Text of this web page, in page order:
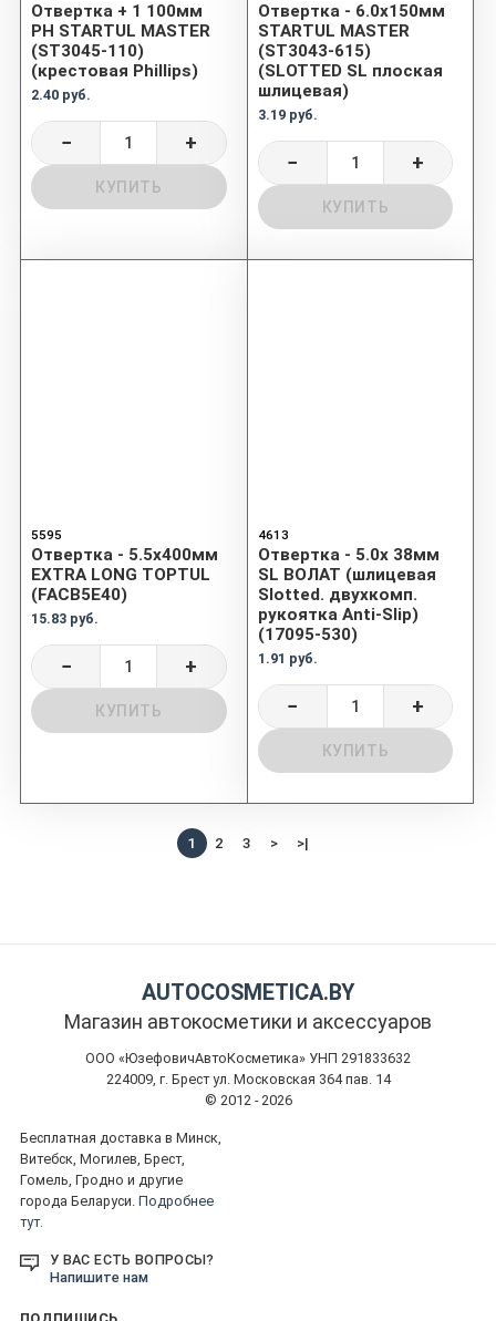
Отвертка + 1 100мм
PH STARTUL MASTER
(ST3045-110)
(крестовая Phillips)
2.40 руб.
− +
КУПИТЬ
Отвертка - 6.0x150мм
STARTUL MASTER
(ST3043-615)
(SLOTTED SL плоская
шлицевая)
3.19 руб.
− +
КУПИТЬ
5595
Отвертка - 5.5x400мм
EXTRA LONG TOPTUL
(FACB5E40)
15.83 руб.
− +
КУПИТЬ
4613
Отвертка - 5.0х 38мм
SL ВОЛАТ (шлицевая
Slotted. двухкомп.
рукоятка Anti-Slip)
(17095-530)
1.91 руб.
− +
КУПИТЬ
1 2 3 > >|
AUTOCOSMETICA.BY
Магазин автокосметики и аксессуаров
ООО «ЮзефовичАвтоКосметика» УНП 291833632
224009, г. Брест ул. Московская 364 пав. 14
© 2012 - 2026
Бесплатная доставка в Минск,
Витебск, Могилев, Брест,
Гомель, Гродно и другие
города Беларуси. Подробнее
тут.
У ВАС ЕСТЬ ВОПРОСЫ?
Напишите нам